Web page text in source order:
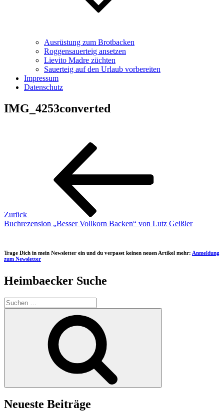
Ausrüstung zum Brotbacken
Roggensauerteig ansetzen
Lievito Madre züchten
Sauerteig auf den Urlaub vorbereiten
Impressum
Datenschutz
IMG_4253converted
Beitragsnavigation
Zurück
Buchrezension „Besser Vollkorn Backen“ von Lutz Geißler
Trage Dich in mein Newsletter ein und du verpasst keinen neuen Artikel mehr: Anmeldung
zum Newsletter
Heimbaecker Suche
Suchen
nach:
Neueste Beiträge